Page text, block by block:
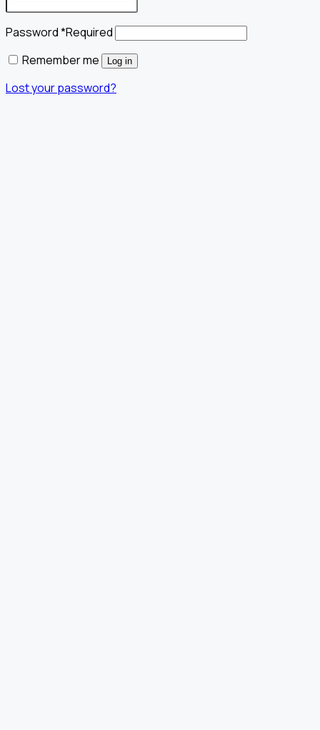
Password*Required
Remember me
Log in
Lost your password?